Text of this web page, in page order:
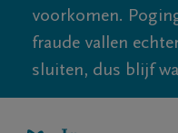
voorkomen.
fraude vallen
sluiten, dus blijf